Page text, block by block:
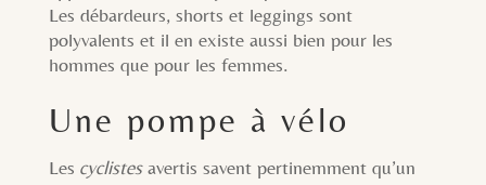
Les débardeurs, shorts et leggings sont
polyvalents et il en existe aussi bien pour les
hommes que pour les femmes.
Une pompe à vélo
Les cyclistesavertis savent pertinemment qu’un